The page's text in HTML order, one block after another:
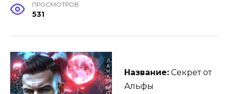
ПРОСМОТРОВ
531
Название: Секрет от
Альфы